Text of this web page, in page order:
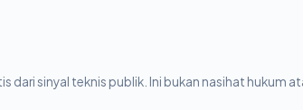
dari sinyal teknis publik. Ini bukan nasihat hukum